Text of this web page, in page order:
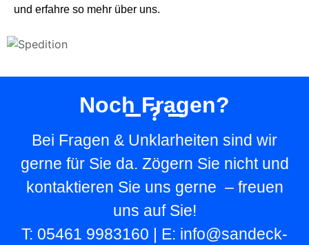
und erfahre so mehr über uns.
Noch Fragen?
Bei Fragen & Unklarheiten sind wir
gerne für Sie da. Zögern Sie nicht und
kontaktieren Sie uns gerne – freuen
uns auf Sie!
T: 05461 9983160 | E: info@sandeck-